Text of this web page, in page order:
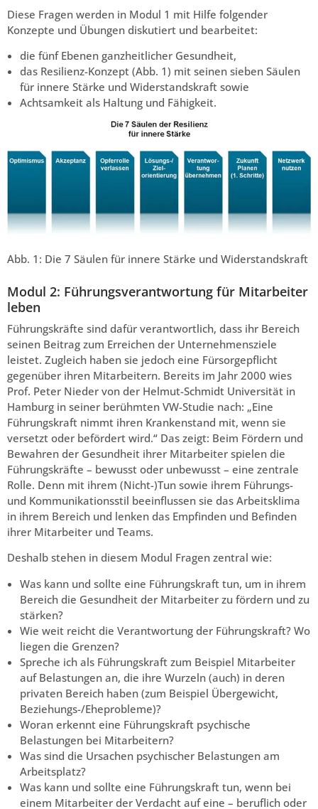
Diese Fragen werden in Modul 1 mit Hilfe folgender
Konzepte und Übungen diskutiert und bearbeitet:
die fünf Ebenen ganzheitlicher Gesundheit,
das Resilienz-Konzept (Abb. 1) mit seinen sieben Säulen
für innere Stärke und Widerstandskraft sowie
Achtsamkeit als Haltung und Fähigkeit.
Abb. 1: Die 7 Säulen für innere Stärke und Widerstandskraft
Modul 2: Führungsverantwortung für Mitarbeiter
leben
Führungskräfte sind dafür verantwortlich, dass ihr Bereich
seinen Beitrag zum Erreichen der Unternehmensziele
leistet. Zugleich haben sie jedoch eine Fürsorgepflicht
gegenüber ihren Mitarbeitern. Bereits im Jahr 2000 wies
Prof. Peter Nieder von der Helmut-Schmidt Universität in
Hamburg in seiner berühmten VW-Studie nach: „Eine
Führungskraft nimmt ihren Krankenstand mit, wenn sie
versetzt oder befördert wird.“ Das zeigt: Beim Fördern und
Bewahren der Gesundheit ihrer Mitarbeiter spielen die
Führungskräfte – bewusst oder unbewusst – eine zentrale
Rolle. Denn mit ihrem (Nicht-)Tun sowie ihrem Führungs-
und Kommunikationsstil beeinflussen sie das Arbeitsklima
in ihrem Bereich und lenken das Empfinden und Befinden
ihrer Mitarbeiter und Teams.
Deshalb stehen in diesem Modul Fragen zentral wie:
Was kann und sollte eine Führungskraft tun, um in ihrem
Bereich die Gesundheit der Mitarbeiter zu fördern und zu
stärken?
Wie weit reicht die Verantwortung der Führungskraft? Wo
liegen die Grenzen?
Spreche ich als Führungskraft zum Beispiel Mitarbeiter
auf Belastungen an, die ihre Wurzeln (auch) in deren
privaten Bereich haben (zum Beispiel Übergewicht,
Beziehungs-/Eheprobleme)?
Woran erkennt eine Führungskraft psychische
Belastungen bei Mitarbeitern?
Was sind die Ursachen psychischer Belastungen am
Arbeitsplatz?
Was kann und sollte eine Führungskraft tun, wenn bei
einem Mitarbeiter der Verdacht auf eine – beruflich oder